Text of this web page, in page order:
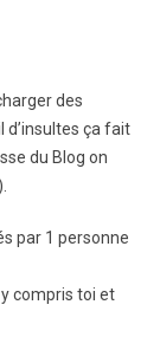
des
ça fait
du Blog on
par 1 personne
compris toi et